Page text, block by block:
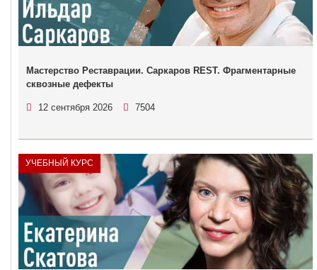
Мастерство Реставрации. Саркаров REST. Фрагментарные
сквозные дефекты
12 сентября 2026 7504
УЧЕБНЫЙ КУРС